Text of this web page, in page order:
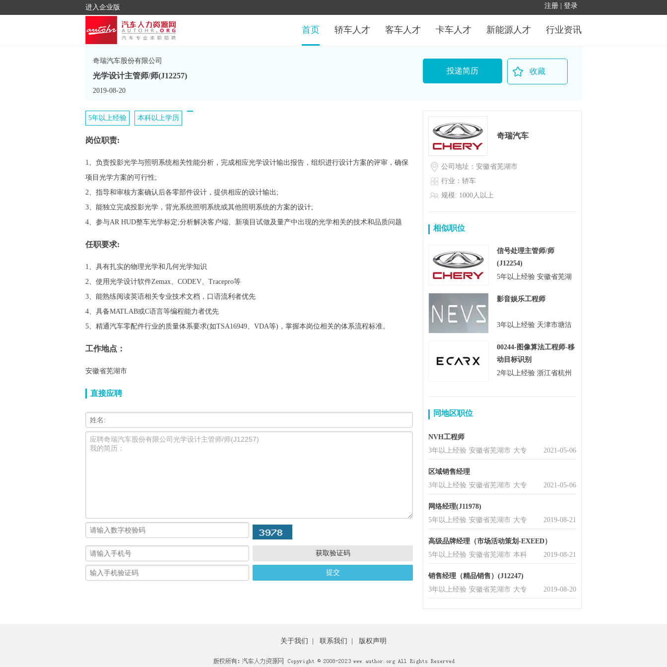
进入企业版
行业资讯
新能源人才
卡车人才
客车人才
轿车人才
首页
奇瑞汽车股份有限公司
光学设计主管师/师(J12257)
2019-08-20
投递简历 收藏
5年以上经验 本科以上学历
岗位职责:
1、负责投影光学与照明系统相关性能分析，完成相应光学设计输出报告，组织进行设计方案的评审，确保
项目光学方案的可行性;
2、指导和审核方案确认后各零部件设计，提供相应的设计输出;
3、能独立完成投影光学，背光系统照明系统或其他照明系统的方案的设计;
4、参与AR HUD整车光学标定;分析解决客户端、新项目试做及量产中出现的光学相关的技术和品质问题
任职要求:
1、具有扎实的物理光学和几何光学知识
2、使用光学设计软件Zemax、CODEV、Tracepro等
3、能熟练阅读英语相关专业技术文档，口语流利者优先
4、具备MATLAB或C语言等编程能力者优先
5、精通汽车零配件行业的质量体系要求(如TSA16949、VDA等)，掌握本岗位相关的体系流程标准。
工作地点：
安徽省芜湖市
直接应聘
获取验证码
提交
奇瑞汽车
公司地址：安徽省芜湖市
行业：轿车
规模: 1000人以上
相似职位
信号处理主管师/师
(J12254)
5年以上经验 安徽省芜湖
影音娱乐工程师
3年以上经验 天津市塘沽
00244-图像算法工程师-移
动目标识别
2年以上经验 浙江省杭州
同地区职位
NVH工程师
3年以上经验 安徽省芜湖市 大专 2021-05-06
区域销售经理
3年以上经验 安徽省芜湖市 大专 2021-05-06
网络经理(J11978)
5年以上经验 安徽省芜湖市 大专 2019-08-21
高级品牌经理（市场活动策划-EXEED）
(J12280)
5年以上经验 安徽省芜湖市 本科 2019-08-21
销售经理（精品销售）(J12247)
3年以上经验 安徽省芜湖市 大专 2019-08-20
关于我们 联系我们 版权声明